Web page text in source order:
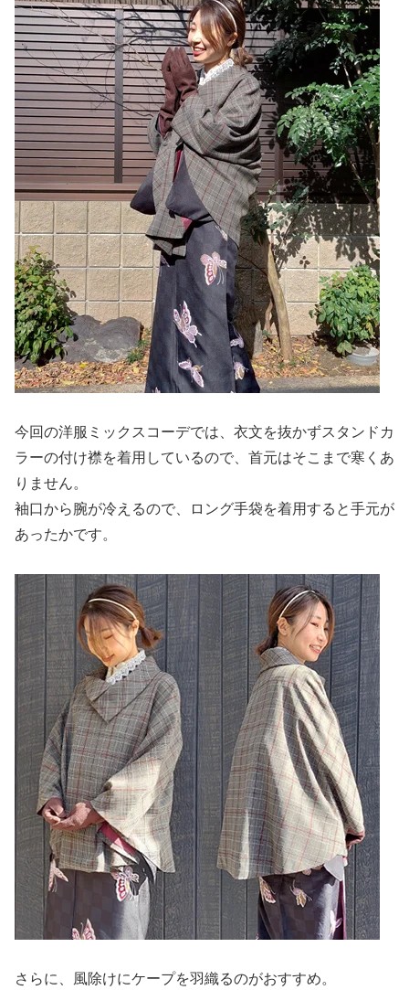
今回の洋服ミックスコーデでは、衣文を抜かずスタンドカ
ラーの付け襟を着用しているので、首元はそこまで寒くあ
りません。
袖口から腕が冷えるので、ロング手袋を着用すると手元が
あったかです。
さらに、風除けにケープを羽織るのがおすすめ。